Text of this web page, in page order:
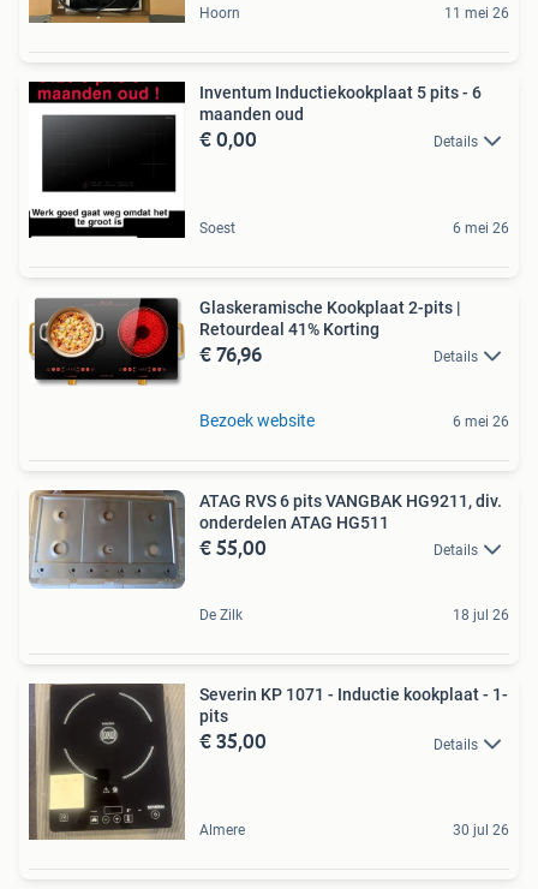
Hoorn 11 mei 26
Inventum Inductiekookplaat 5 pits - 6
maanden oud
€ 0,00 Details
Soest 6 mei 26
Glaskeramische Kookplaat 2-pits |
Retourdeal 41% Korting
€ 76,96 Details
Bezoek website 6 mei 26
ATAG RVS 6 pits VANGBAK HG9211, div.
onderdelen ATAG HG511
€ 55,00 Details
De Zilk 18 jul 26
Severin KP 1071 - Inductie kookplaat - 1-
pits
€ 35,00 Details
Almere 30 jul 26